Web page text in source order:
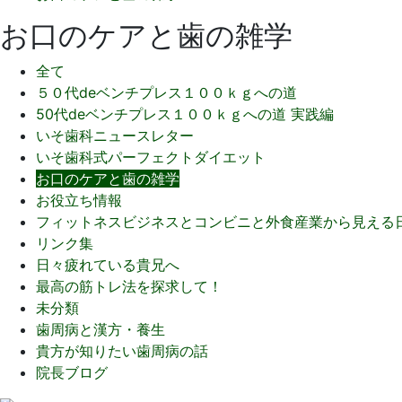
お口のケアと歯の雑学
全て
５０代deベンチプレス１００ｋｇへの道
50代deベンチプレス１００ｋｇへの道 実践編
いそ歯科ニュースレター
いそ歯科式パーフェクトダイエット
お口のケアと歯の雑学
お役立ち情報
フィットネスビジネスとコンビニと外食産業から見える
リンク集
日々疲れている貴兄へ
最高の筋トレ法を探求して！
未分類
歯周病と漢方・養生
貴方が知りたい歯周病の話
院長ブログ